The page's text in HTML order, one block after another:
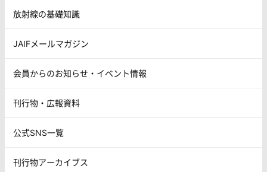
放射線の基礎知識
JAIFメールマガジン
会員からのお知らせ・イベント情報
刊行物・広報資料
公式SNS一覧
刊行物アーカイブス